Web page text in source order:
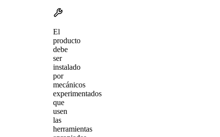
El
producto
debe
ser
instalado
por
mecánicos
experimentados
que
usen
las
herramientas